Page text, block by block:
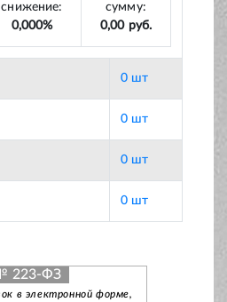
снижение:
0,000%
сумму:
0,00 руб.
0 шт
0 шт
0 шт
0 шт
223-ФЗ
в электронной форме,